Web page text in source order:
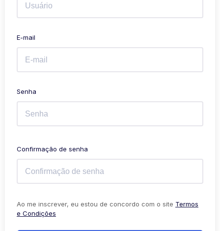
E-mail
Senha
Confirmação de senha
Ao me inscrever, eu estou de concordo com o site Termos
e Condições